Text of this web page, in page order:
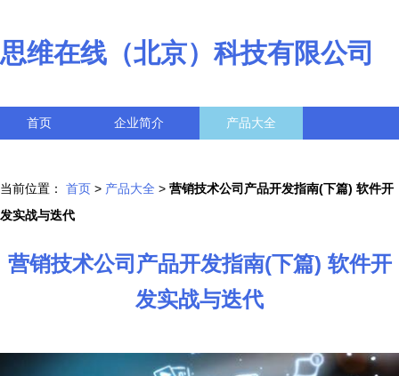
思维在线（北京）科技有限公司
首页 企业简介 产品大全
当前位置： 首页 > 产品大全 > 营销技术公司产品开发指南(下篇) 软件开
发实战与迭代
营销技术公司产品开发指南(下篇) 软件开
发实战与迭代